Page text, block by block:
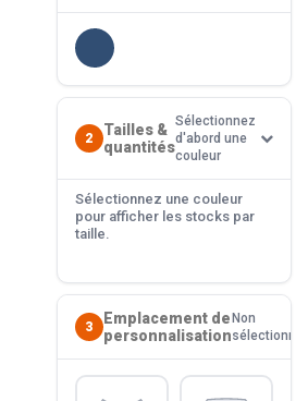
2
Tailles &
quantités
Sélectionnez
d'abord une
couleur
Sélectionnez une couleur
pour afficher les stocks par
taille.
3
Emplacement de
personnalisation
Non
sélectionné